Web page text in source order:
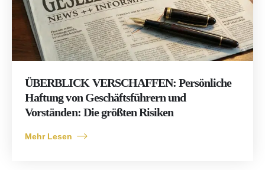
ÜBERBLICK VERSCHAFFEN: Persönliche
Haftung von Geschäftsführern und
Vorständen: Die größten Risiken
Mehr Lesen